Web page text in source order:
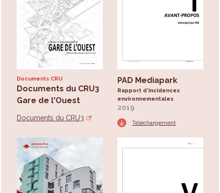
Documents CRU
Documents du CRU3
Gare de l'Ouest
Documents du CRU3
PAD Mediapark
Rapport d’incidences
environnementales
2019
Téléchargement